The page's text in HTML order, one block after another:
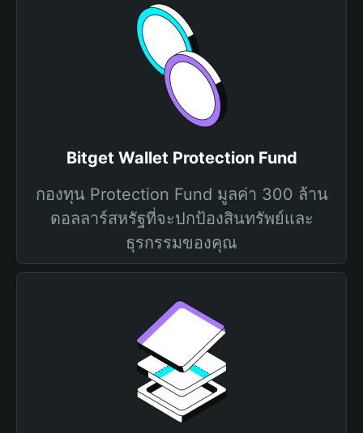
Bitget Wallet Protection Fund
กองทุน Protection Fund มูลค่า 300 ล้าน
ดอลลาร์สหรัฐที่จะปกป้องสินทรัพย์และ
ธุรกรรมของคุณ